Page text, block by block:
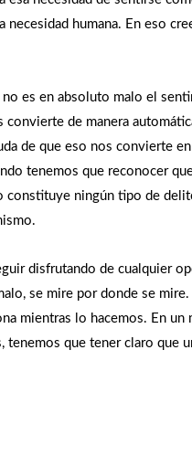
necesidad humana. En eso
no es en absoluto malo el
de manera
de que eso nos convierte
tenemos que reconocer
constituye ningún tipo de
disfrutando de cualquier
se mire por donde se
mientras lo hacemos. En
tenemos que tener claro que